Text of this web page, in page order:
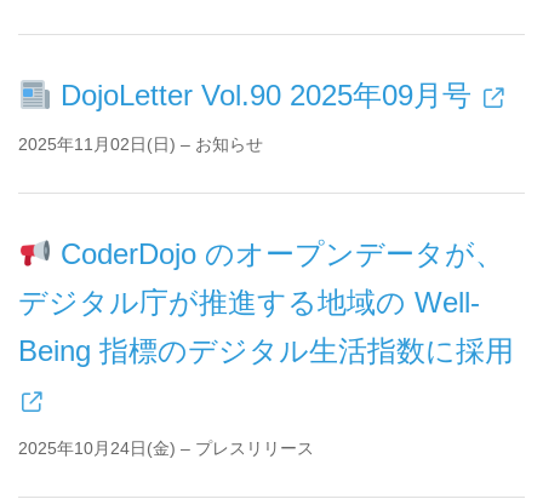
DojoLetter Vol.90 2025年09月号
2025年11月02日(日) – お知らせ
CoderDojo のオープンデータが、
デジタル庁が推進する地域の Well-
Being 指標のデジタル生活指数に採用
2025年10月24日(金) – プレスリリース